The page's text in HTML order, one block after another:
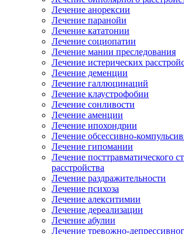
Лечение анорексии
Лечение паранойи
Лечение кататонии
Лечение социопатии
Лечение мании преследования
Лечение истерических
Лечение деменции
Лечение галлюцинаций
Лечение клаустрофобии
Лечение сонливости
Лечение аменции
Лечение ипохондрии
Лечение обсессивно-
Лечение гипомании
Лечение посттравматического
расстройства
Лечение раздражительности
Лечение психоза
Лечение алекситимии
Лечение дереализации
Лечение абулии
Лечение тревожно-